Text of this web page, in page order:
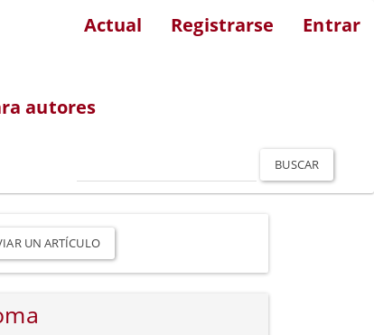
Actual Registrarse Entrar
autores
BUSCAR
UN ARTÍCULO